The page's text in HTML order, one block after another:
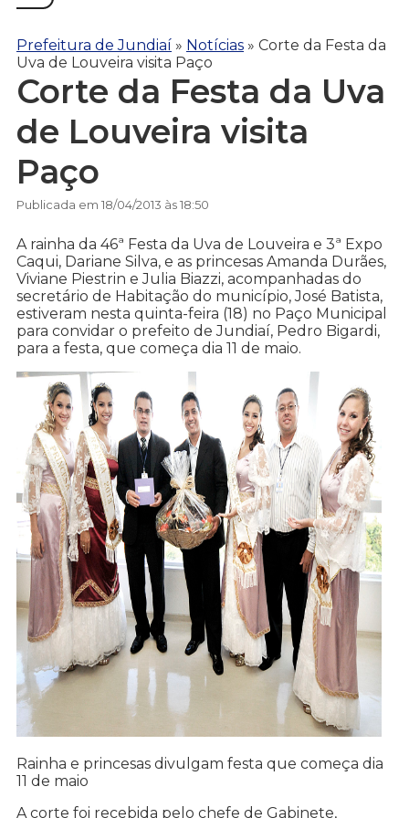
Prefeitura de Jundiaí » Notícias » Corte da Festa da
Uva de Louveira visita Paço
Corte da Festa da Uva
de Louveira visita
Paço
Publicada em 18/04/2013 às 18:50
A rainha da 46ª Festa da Uva de Louveira e 3ª Expo
Caqui, Dariane Silva, e as princesas Amanda Durães,
Viviane Piestrin e Julia Biazzi, acompanhadas do
secretário de Habitação do município, José Batista,
estiveram nesta quinta-feira (18) no Paço Municipal
para convidar o prefeito de Jundiaí, Pedro Bigardi,
para a festa, que começa dia 11 de maio.
Rainha e princesas divulgam festa que começa dia
11 de maio
A corte foi recebida pelo chefe de Gabinete,